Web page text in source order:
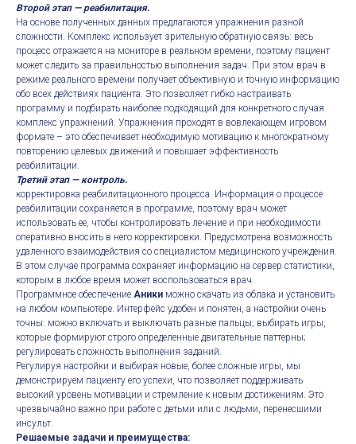
Второй этап — реабилитация.
На основе полученных данных предлагаются упражнения разной
сложности. Комплекс использует зрительную обратную связь: весь
процесс отражается на мониторе в реальном времени, поэтому пациент
может следить за правильностью выполнения задач. При этом врач в
режиме реального времени получает объективную и точную информацию
обо всех действиях пациента. Это позволяет гибко настраивать
программу и подбирать наиболее подходящий для конкретного случая
комплекс упражнений. Упражнения проходят в вовлекающем игровом
формате – это обеспечивает необходимую мотивацию к многократному
повторению целевых движений и повышает эффективность
реабилитации.
Третий этап — контроль.
корректировка реабилитационного процесса. Информация о процессе
реабилитации сохраняется в программе, поэтому врач может
использовать ее, чтобы контролировать лечение и при необходимости
оперативно вносить в него корректировки. Предусмотрена возможность
удаленного взаимодействия со специалистом медицинского учреждения.
В этом случае программа сохраняет информацию на сервер статистики,
которым в любое время может воспользоваться врач.
Программное обеспечение Аники можно скачать из облака и установить
на любом компьютере. Интерфейс удобен и понятен, а настройки очень
точны: можно включать и выключать разные пальцы; выбирать игры,
которые формируют строго определенные двигательные паттерны;
регулировать сложность выполнения заданий.
Регулируя настройки и выбирая новые, более сложные игры, мы
демонстрируем пациенту его успехи, что позволяет поддерживать
высокий уровень мотивации и стремление к новым достижениям. Это
чрезвычайно важно при работе с детьми или с людьми, перенесшими
инсульт.
Решаемые задачи и преимущества: